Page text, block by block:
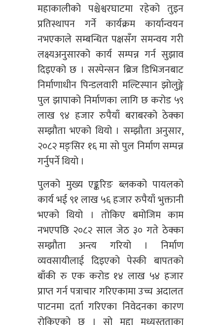
महाकालीको पश्चेश्वरघाटमा रहेको तुइन
प्रतिस्थापन गर्ने कार्यक्रम कार्यान्वयन
नभएकाले सम्बन्धित पक्षसँग समन्वय गरी
लक्ष्यअनुसारको कार्य सम्पन्न गर्न सुझाव
दिइएको छ । सस्पेन्सन ब्रिज डिभिजनबाट
निर्माणाधीन पिन्डलवारी मल्टिस्पान झोलुङ्गे
पुल झापाको निर्माणका लागि छ करोड ५९
लाख ९४ हजार रुपैयाँ बराबरको ठेक्का
सम्झौता भएको थियो । सम्झौता अनुसार,
२०८२ मङ्सिर १६ मा सो पुल निर्माण सम्पन्न
गर्नुपर्ने थियो ।
पुलको मुख्य एङ्करिङ ब्लकको पायलको
कार्य भई ९१ लाख ५६ हजार रुपैयाँ भुक्तानी
भएको थियो । तोकिए बमोजिम काम
नभएपछि २०८२ साल जेठ ३० गते ठेक्का
सम्झौता अन्त्य गरियो । निर्माण
व्यवसायीलाई दिइएको पेस्की बापतको
बाँकी रु एक करोड १४ लाख ५४ हजार
प्राप्त गर्न पत्राचार गरिएकामा उच्च अदालत
पाटनमा दर्ता गरिएका निवेदनका कारण